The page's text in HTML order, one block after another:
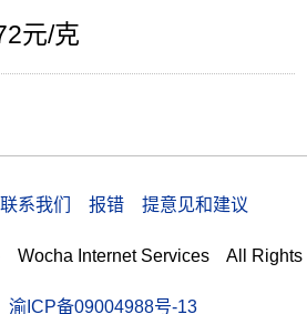
元/克
联系我们 报错 提意见和建议
Wocha Internet Services All Rights
渝ICP备09004988号-13